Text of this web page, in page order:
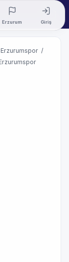
Erzurum Giriş
Erzurumspor /